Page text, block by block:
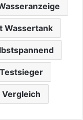
Wassertank